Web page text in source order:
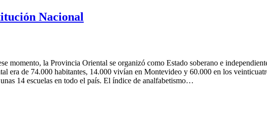
Nacional
momento, la Provincia Oriental se organizó como Estado soberano e
de 74.000 habitantes, 14.000 vivían en Montevideo y 60.000 en los
14 escuelas en todo el país. El índice de analfabetismo…